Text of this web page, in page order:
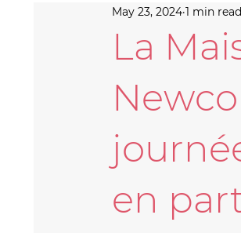
La
en
May 23, 2024 1 min read